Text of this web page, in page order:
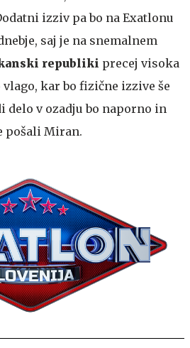
izziv pa bo na Exatlonu
saj je na snemalnem
republiki precej visoka
kar bo fizične izzive še
delo v ozadju bo naporno in
pošali Miran.